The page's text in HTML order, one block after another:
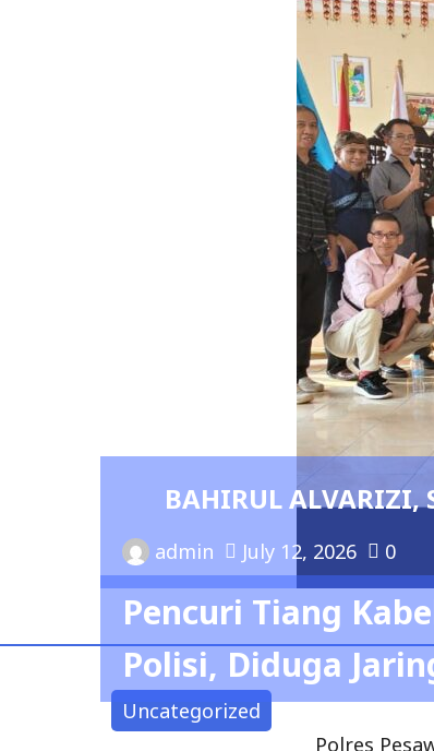
2026 – 2029
DPRD
admin May
Uncategorized
Pencuri Tiang
Polisi, Diduga
admin
Polda
internet
Ratai,
Kasus
Desa
Apriyanto